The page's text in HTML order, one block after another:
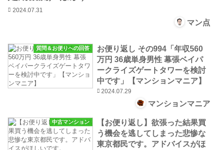
2024.07.31
マン点
質問＆お便りへの回答
お便り返し その994「年収560
万円 36歳単身男性 幕張ベイパ
ークライズゲートタワーを検討
中です」【マンションマニア】
2024.07.29
マンションマニア
中古マンション
【お便り返し】欲張った結果買
う機会を逃してしまった悲惨な
東京都民です。アドバイスがほ